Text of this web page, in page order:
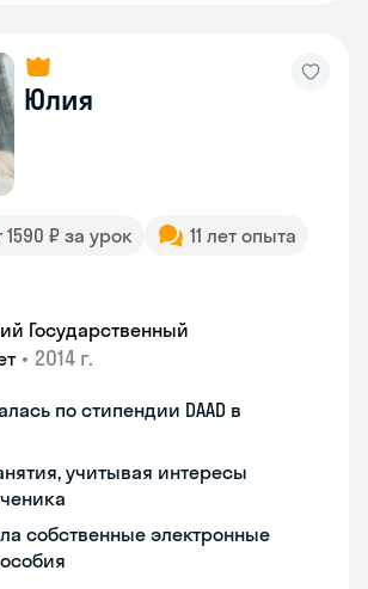
Юлия
1590 ₽ за урок
11 лет опыта
Государственный
• 2014 г.
по стипендии DAAD в
учитывая интересы
собственные электронные